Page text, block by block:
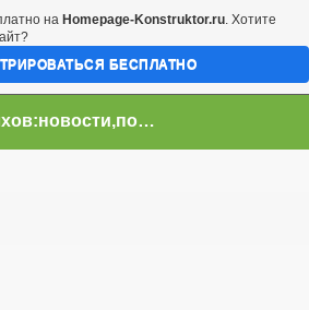
Волхов:новости,погода,афиша в Лен.обл
на Homepage-Konstruktor.ru. Хотите
БЕСПЛАТНО